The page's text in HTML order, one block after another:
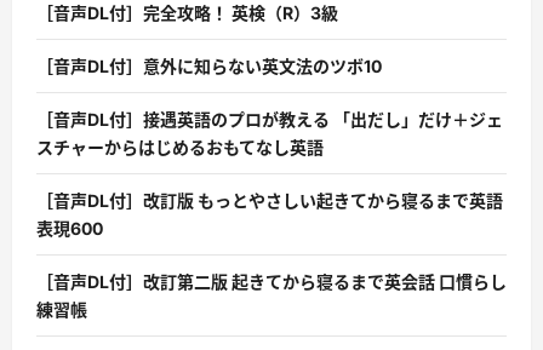
［音声DL付］完全攻略！ 英検（R）3級
［音声DL付］意外に知らない英文法のツボ10
［音声DL付］接遇英語のプロが教える 「出だし」だけ＋ジェ
スチャーからはじめるおもてなし英語
［音声DL付］改訂版 もっとやさしい起きてから寝るまで英語
表現600
［音声DL付］改訂第二版 起きてから寝るまで英会話 口慣らし
練習帳